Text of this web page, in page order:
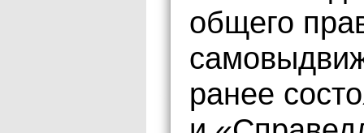
общего
ранее